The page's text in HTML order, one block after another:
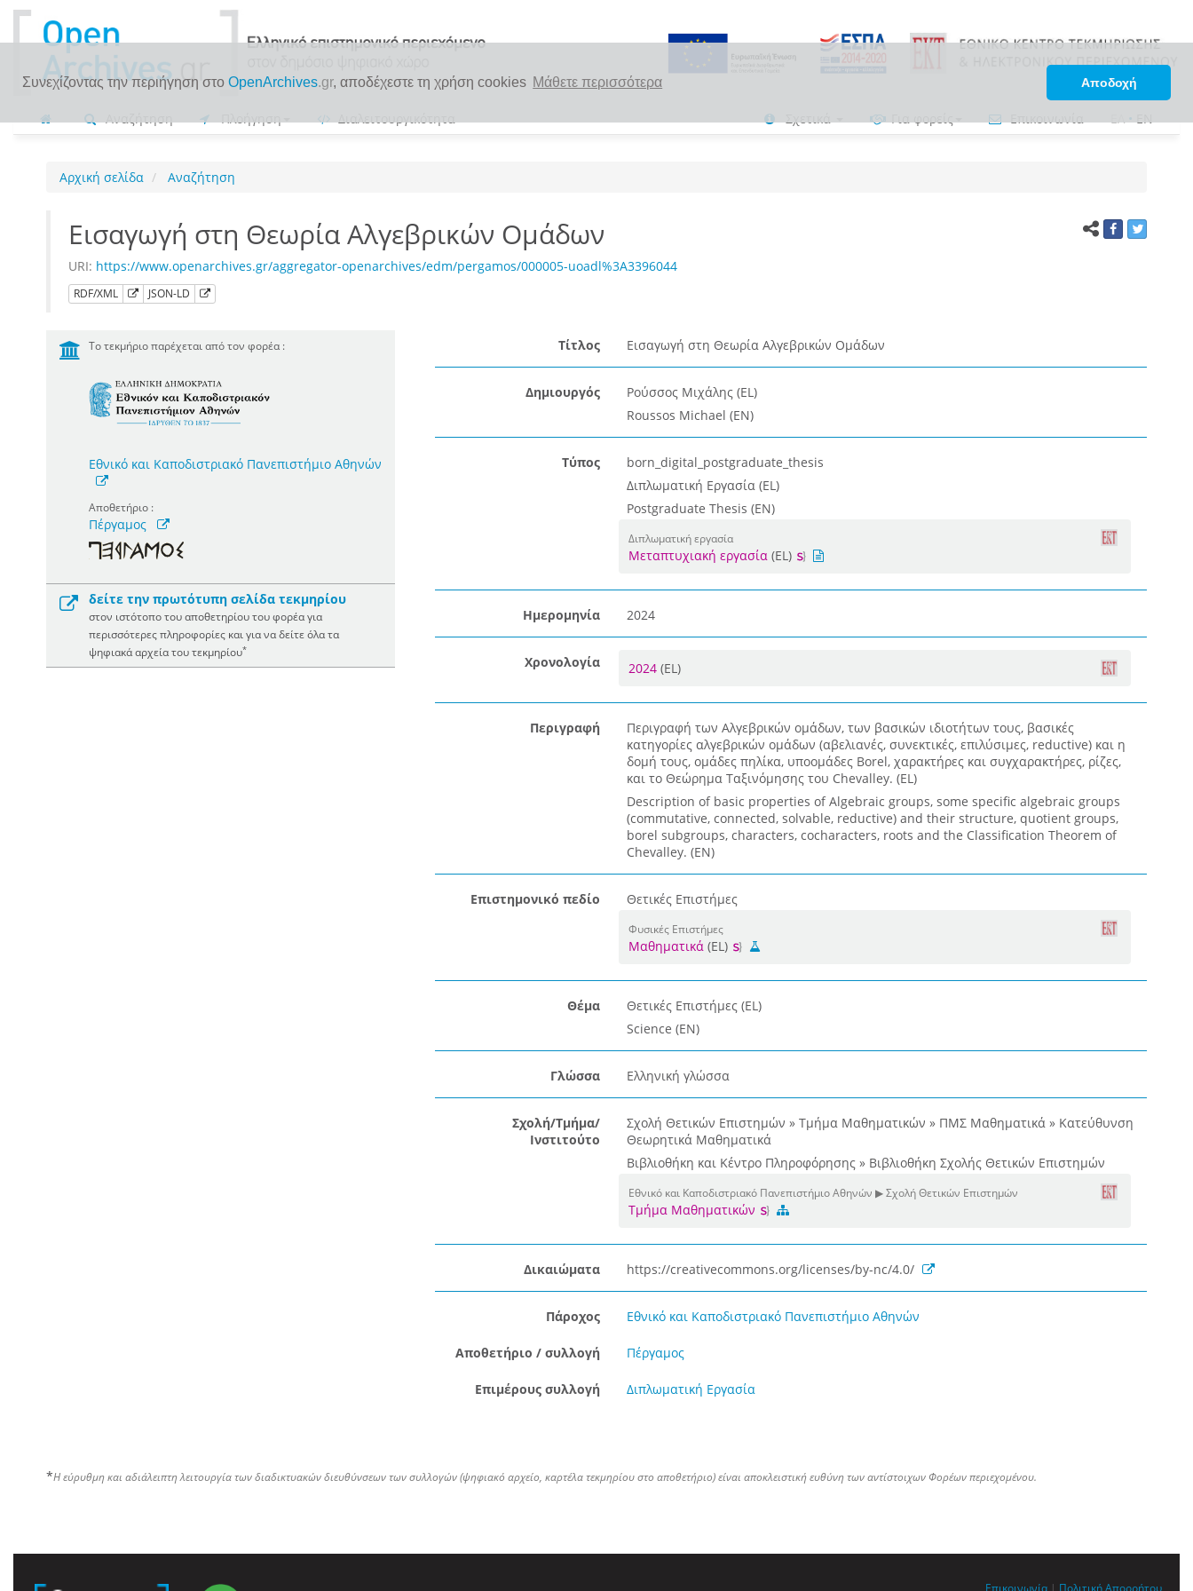
Συνεχίζοντας την περιήγηση στο OpenArchives.gr, αποδέχεστε τη χρήση cookies Μάθετε περισσότερα Αποδοχή
Αναζήτηση Πλοήγηση Διαλειτουργικότητα Σχετικά Για φορείς Επικοινωνία ΕΛ•EN
Αρχική σελίδα Αναζήτηση
Εισαγωγή στη Θεωρία Αλγεβρικών Ομάδων
URI: https://www.openarchives.gr/aggregator-openarchives/edm/pergamos/000005-uoadl%3A3396044
RDF/XML JSON-LD
Το τεκμήριο παρέχεται από τον φορέα :
Εθνικό και Καποδιστριακό Πανεπιστήμιο Αθηνών
Αποθετήριο :
Πέργαμος
δείτε την πρωτότυπη σελίδα τεκμηρίου
στον ιστότοπο του αποθετηρίου του φορέα για
περισσότερες πληροφορίες και για να δείτε όλα τα
ψηφιακά αρχεία του τεκμηρίου*
Τίτλος Εισαγωγή στη Θεωρία Αλγεβρικών Ομάδων
Δημιουργός
Ρούσσος Μιχάλης (EL)
Roussos Michael (EN)
Τύπος
born_digital_postgraduate_thesis
Διπλωματική Εργασία (EL)
Postgraduate Thesis (EN)
Διπλωματική εργασία
Μεταπτυχιακή εργασία(EL)
Ημερομηνία 2024
Χρονολογία 2024 (EL)
Περιγραφή
Περιγραφή των Αλγεβρικών ομάδων, των βασικών ιδιοτήτων τους, βασικές
κατηγορίες αλγεβρικών ομάδων (αβελιανές, συνεκτικές, επιλύσιμες, reductive) και η
δομή τους, ομάδες πηλίκα, υποομάδες Borel, χαρακτήρες και συγχαρακτήρες, ρίζες,
και το Θεώρημα Ταξινόμησης του Chevalley. (EL)
Description of basic properties of Algebraic groups, some specific algebraic groups
(commutative, connected, solvable, reductive) and their structure, quotient groups,
borel subgroups, characters, cocharacters, roots and the Classification Theorem of
Chevalley. (EN)
Επιστημονικό πεδίο Θετικές Επιστήμες
Φυσικές Επιστήμες
Μαθηματικά(EL)
Θέμα
Θετικές Επιστήμες (EL)
Science (EN)
Γλώσσα Ελληνική γλώσσα
Σχολή/Τμήμα/
Ινστιτούτο
Σχολή Θετικών Επιστημών » Τμήμα Μαθηματικών » ΠΜΣ Μαθηματικά » Κατεύθυνση
Θεωρητικά Μαθηματικά
Βιβλιοθήκη και Κέντρο Πληροφόρησης » Βιβλιοθήκη Σχολής Θετικών Επιστημών
Εθνικό και Καποδιστριακό Πανεπιστήμιο Αθηνών ▶ Σχολή Θετικών Επιστημών
Τμήμα Μαθηματικών
Δικαιώματα https://creativecommons.org/licenses/by-nc/4.0/
Πάροχος Εθνικό και Καποδιστριακό Πανεπιστήμιο Αθηνών
Αποθετήριο / συλλογή Πέργαμος
Επιμέρους συλλογή Διπλωματική Εργασία
*Η εύρυθμη και αδιάλειπτη λειτουργία των διαδικτυακών διευθύνσεων των συλλογών (ψηφιακό αρχείο, καρτέλα τεκμηρίου στο αποθετήριο) είναι αποκλειστική ευθύνη των αντίστοιχων Φορέων περιεχομένου.
Επικοινωνία | Πολιτική Απορρήτου